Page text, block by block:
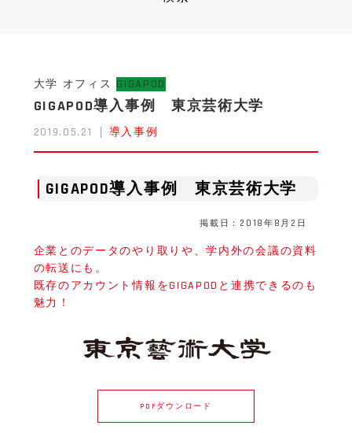
大学 オフィス GIGAPOD
GIGAPOD導入事例 東京芸術大学
2019.05.21 導入事例
GIGAPOD導入事例 東京芸術大学
掲載日：2018年8月2日
企業とのデータのやり取りや、学内外の会議の資料
の転送にも。
既存のアカウント情報をGIGAPODと連携できるのも
魅力！
PDFダウンロード